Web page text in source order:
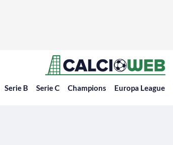
Serie B Serie C Champions Europa League